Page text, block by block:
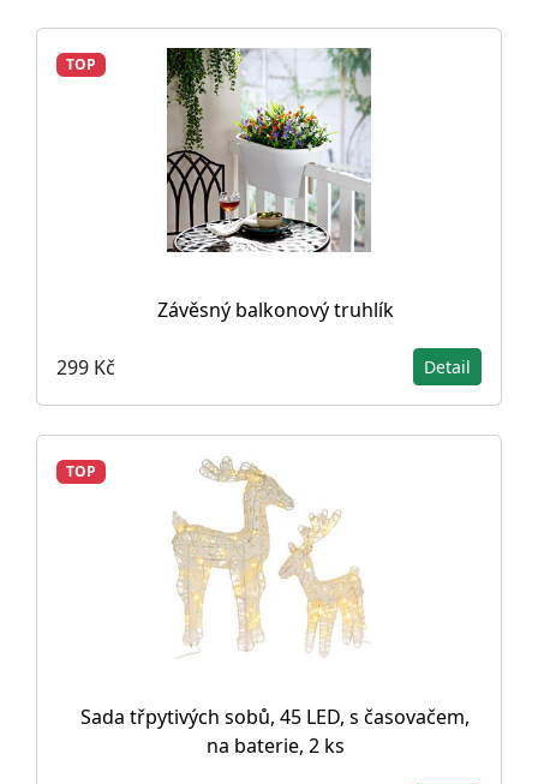
TOP
Závěsný balkonový truhlík
299 Kč Detail
TOP
Sada třpytivých sobů, 45 LED, s časovačem,
na baterie, 2 ks